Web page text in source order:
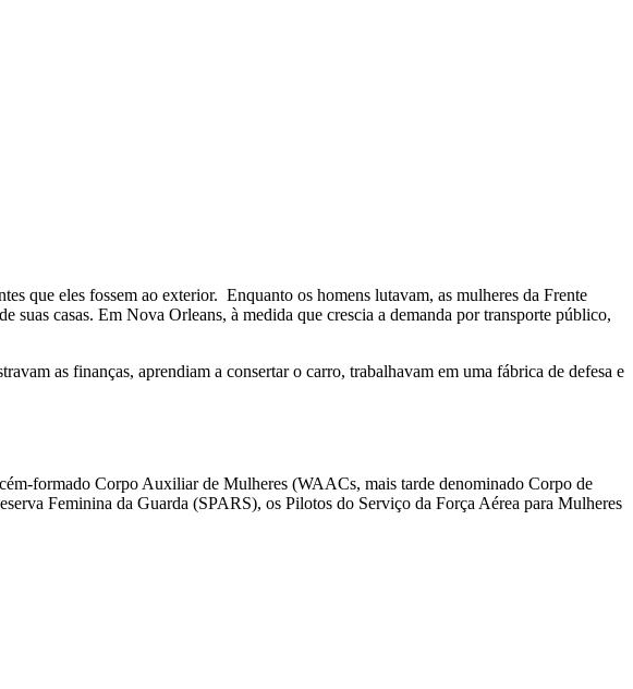
que eles fossem ao exterior. Enquanto os homens lutavam, as mulheres da Frente
suas casas. Em Nova Orleans, à medida que crescia a demanda por transporte público,
as finanças, aprendiam a consertar o carro, trabalhavam em uma fábrica de defesa e
formado Corpo Auxiliar de Mulheres (WAACs, mais tarde denominado Corpo de
Feminina da Guarda (SPARS), os Pilotos do Serviço da Força Aérea para Mulheres